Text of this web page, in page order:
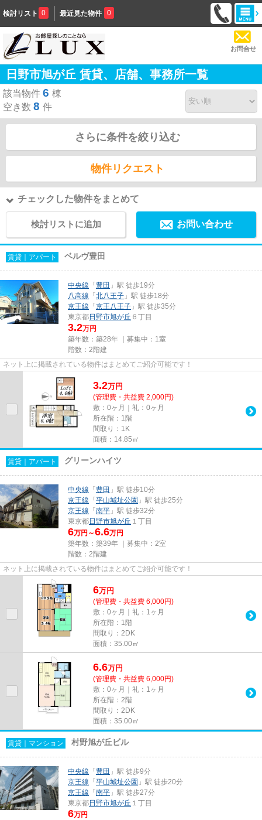
検討リスト 0 最近見た物件 0
お問合せ
日野市旭が丘 賃貸、店舗、事務所一覧
該当物件 6 棟
空き数 8 件
さらに条件を絞り込む
物件リクエスト
チェックした物件をまとめて
検討リストに追加 お問い合わせ
賃貸｜アパート ベルヴ豊田
中央線 「豊田 」駅 徒歩19分
八高線 「北八王子 」駅 徒歩18分
京王線 「京王八王子 」駅 徒歩35分
東京都日野市旭が丘 ６丁目
3.2万円
築年数：築28年 ｜募集中： 1室
階数：2階建
ネット上に掲載されている物件はまとめてご紹介可能です！
3.2万円
(管理費・共益費 2,000円)
敷：0ヶ月｜礼：0ヶ月
所在階：1階
間取り：1K
面積：14.85㎡
賃貸｜アパート グリーンハイツ
中央線 「豊田 」駅 徒歩10分
京王線 「平山城址公園 」駅 徒歩25分
京王線 「南平 」駅 徒歩32分
東京都日野市旭が丘 １丁目
6万円～6.6万円
築年数：築39年 ｜募集中： 2室
階数：2階建
ネット上に掲載されている物件はまとめてご紹介可能です！
6万円
(管理費・共益費 6,000円)
敷：0ヶ月｜礼：1ヶ月
所在階：1階
間取り：2DK
面積：35.00㎡
6.6万円
(管理費・共益費 6,000円)
敷：0ヶ月｜礼：1ヶ月
所在階：2階
間取り：2DK
面積：35.00㎡
賃貸｜マンション 村野旭が丘ビル
中央線 「豊田 」駅 徒歩9分
京王線 「平山城址公園 」駅 徒歩20分
京王線 「南平 」駅 徒歩27分
東京都日野市旭が丘 １丁目
6万円